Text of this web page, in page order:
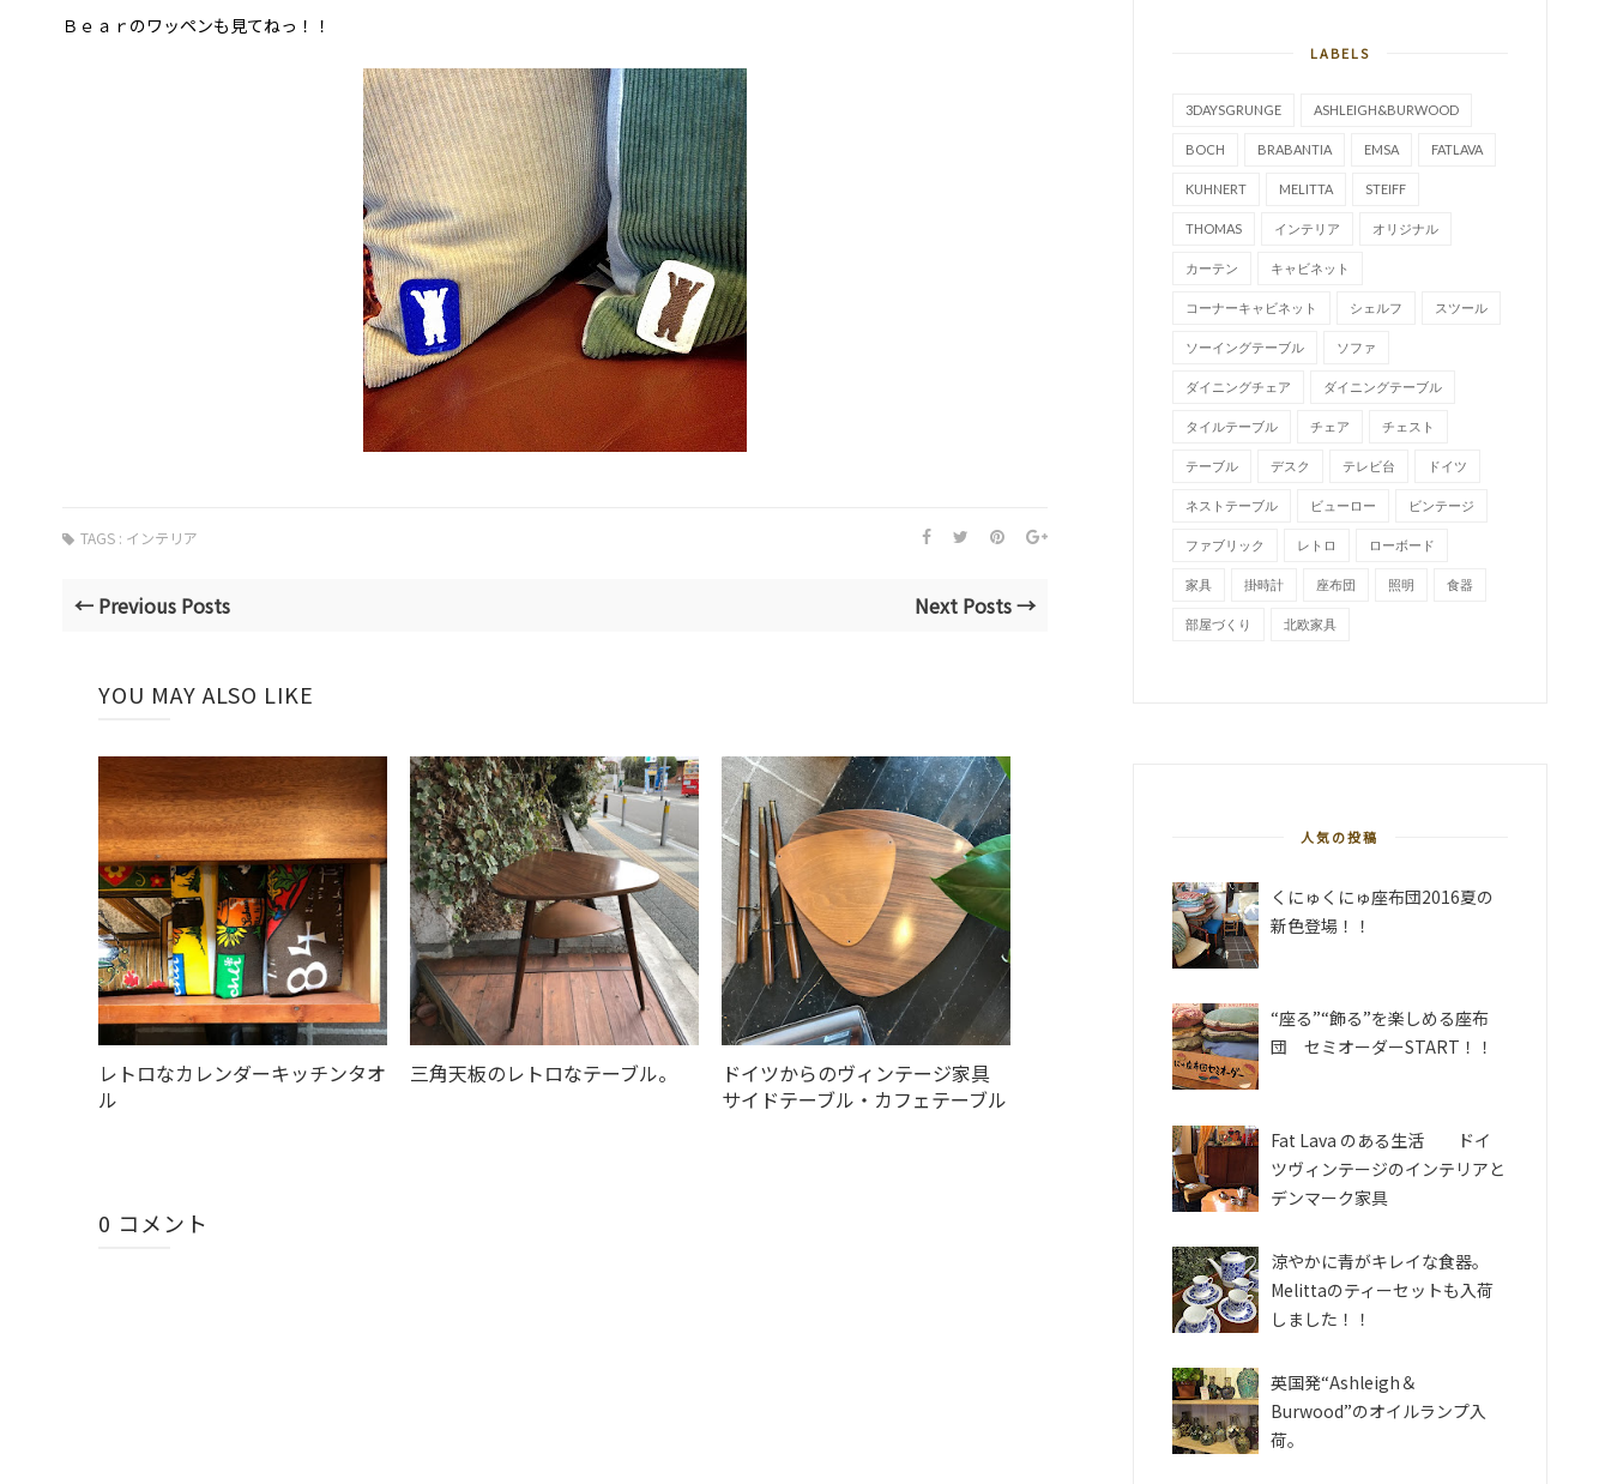
Ｂｅａｒのワッペンも見てねっ！！
TAGS : インテリア
← Previous Posts Next Posts →
YOU MAY ALSO LIKE
レトロなカレンダーキッチンタオ
ル
三角天板のレトロなテーブル。
ドイツからのヴィンテージ家具
サイドテーブル・カフェテーブル
0 コメント
LABELS
3DAYSGRUNGE ASHLEIGH&BURWOOD
BOCH BRABANTIA EMSA FATLAVA
KUHNERT MELITTA STEIFF
THOMAS インテリア オリジナル
カーテン キャビネット
コーナーキャビネット シェルフ スツール
ソーイングテーブル ソファ
ダイニングチェア ダイニングテーブル
タイルテーブル チェア チェスト
テーブル デスク テレビ台 ドイツ
ネストテーブル ビューロー ビンテージ
ファブリック レトロ ローボード
家具 掛時計 座布団 照明 食器
部屋づくり 北欧家具
人気の投稿
くにゅくにゅ座布団2016夏の
新色登場！！
“座る”“飾る”を楽しめる座布
団 セミオーダーSTART！！
Fat Lava のある生活 ドイ
ツヴィンテージのインテリアと
デンマーク家具
涼やかに青がキレイな食器。
Melittaのティーセットも入荷
しました！！
英国発“Ashleigh＆
Burwood”のオイルランプ入
荷。